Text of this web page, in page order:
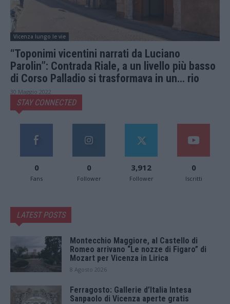
Vicenza lungo le vie
“Toponimi vicentini narrati da Luciano
Parolin”: Contrada Riale, a un livello più basso
di Corso Palladio si trasformava in un… rio
30 Maggio 2022
STAY CONNECTED
0
Fans
0
Follower
3,912
Follower
0
Iscritti
LATEST POSTS
Montecchio Maggiore, al Castello di
Romeo arrivano “Le nozze di Figaro” di
Mozart per Vicenza in Lirica
8 Agosto 2026
Ferragosto: Gallerie d’Italia Intesa
Sanpaolo di Vicenza aperte gratis